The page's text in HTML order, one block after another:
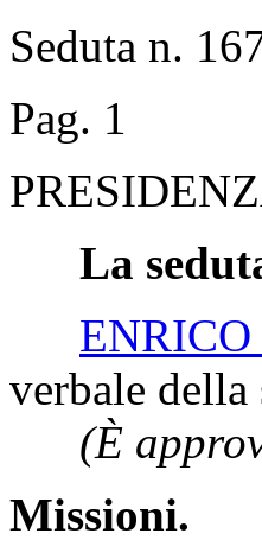
Seduta n.
Pag. 1
La
verbale
(È
Missioni.